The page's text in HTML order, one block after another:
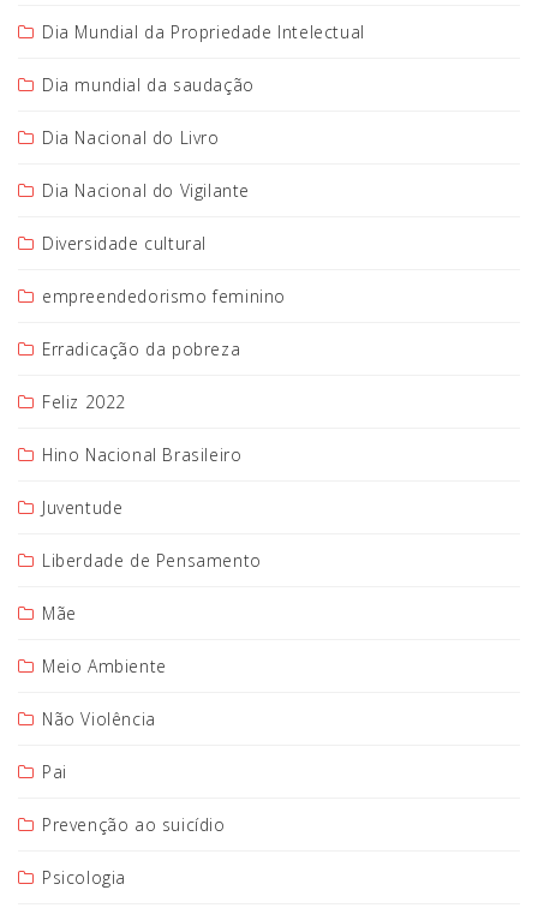
Dia Mundial da Propriedade Intelectual
Dia mundial da saudação
Dia Nacional do Livro
Dia Nacional do Vigilante
Diversidade cultural
empreendedorismo feminino
Erradicação da pobreza
Feliz 2022
Hino Nacional Brasileiro
Juventude
Liberdade de Pensamento
Mãe
Meio Ambiente
Não Violência
Pai
Prevenção ao suicídio
Psicologia